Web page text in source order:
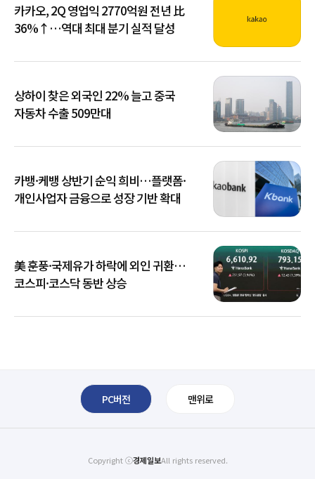
카카오, 2Q 영업익 2770억원 전년 比
36%↑…역대 최대 분기 실적 달성
상하이 찾은 외국인 22% 늘고 중국
자동차 수출 509만대
카뱅·케뱅 상반기 순익 희비…플랫폼·
개인사업자 금융으로 성장 기반 확대
美 훈풍·국제유가 하락에 외인 귀환…
코스피·코스닥 동반 상승
PC버전 맨위로
Copyright ⓒ경제일보All rights reserved.